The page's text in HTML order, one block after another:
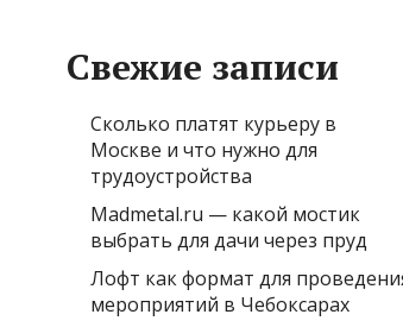
Свежие записи
Сколько платят курьеру в
Москве и что нужно для
трудоустройства
Madmetal.ru — какой мостик
выбрать для дачи через пруд
Лофт как формат для
мероприятий в Чебоксарах